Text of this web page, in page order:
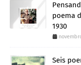
poema
1930
Seis